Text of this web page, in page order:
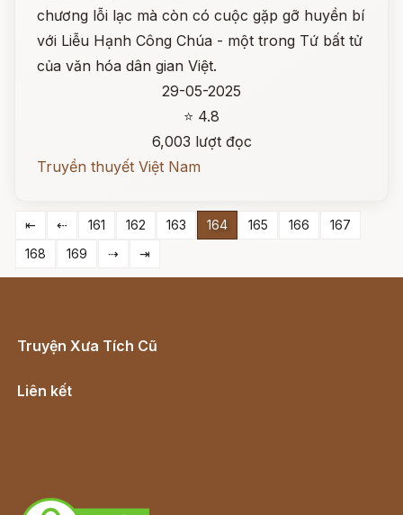
chương lỗi lạc mà còn có cuộc gặp gỡ huyền bí
với Liễu Hạnh Công Chúa - một trong Tứ bất tử
của văn hóa dân gian Việt.
29-05-2025
⭐ 4.8
6,003 lượt đọc
Truyền thuyết Việt Nam
⇤ ⇠ 161 162 163 164 165 166
167
168
169 ⇢ ⇥
Truyện Xưa Tích Cũ
Liên kết